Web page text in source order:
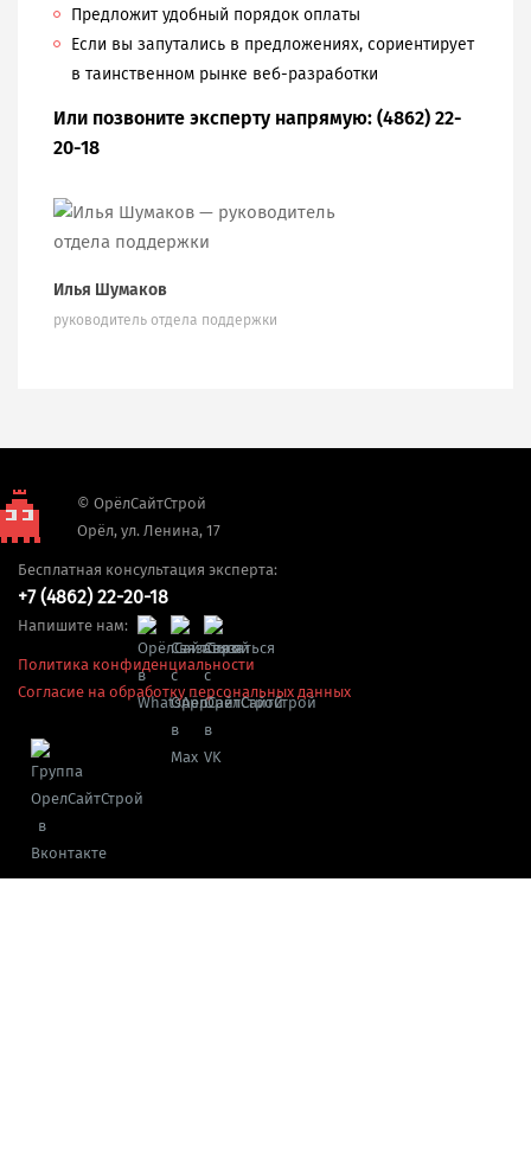
Предложит удобный порядок оплаты
Если вы запутались в предложениях, сориентирует
в таинственном рынке веб-разработки
Или позвоните эксперту напрямую: (4862) 22-
20-18
Илья Шумаков
руководитель отдела поддержки
© ОрёлСайтСтрой
Орёл, ул. Ленина, 17
Бесплатная консультация эксперта:
+7 (4862) 22-20-18
Напишите нам:
Политика конфиденциальности
Согласие на обработку персональных данных